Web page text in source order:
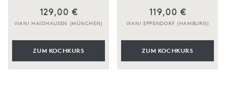
129,00 €
VIANI HAIDHAUSEN (MÜNCHEN)
ZUM KOCHKURS
119,00 €
VIANI EPPENDORF (HAMBURG)
ZUM KOCHKURS